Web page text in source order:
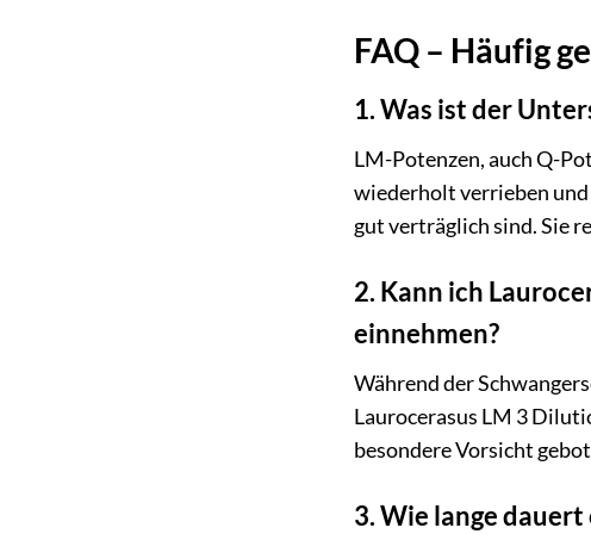
FAQ – Häufig
1. Was ist der
LM-Potenzen, auch Q-
wiederholt verrieben
gut verträglich sind. Sie
2. Kann ich
einnehmen?
Während der
Laurocerasus LM 3
besondere Vorsicht
3. Wie lange